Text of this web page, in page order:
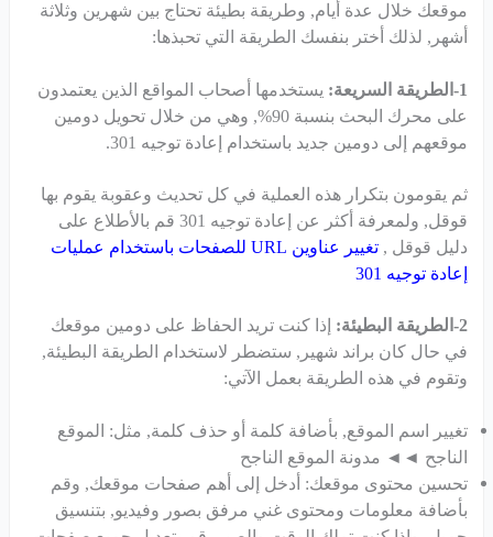
موقعك خلال عدة أيام, وطريقة بطيئة تحتاج بين شهرين وثلاثة
أشهر, لذلك أختر بنفسك الطريقة التي تحبذها:
1-الطريقة السريعة:
يستخدمها أصحاب المواقع الذين يعتمدون
على محرك البحث بنسبة 90%, وهي من خلال تحويل دومين
موقعهم إلى دومين جديد باستخدام إعادة توجيه 301.
ثم يقومون بتكرار هذه العملية في كل تحديث وعقوبة يقوم بها
قوقل, ولمعرفة أكثر عن إعادة توجيه 301 قم بالأطلاع على
دليل قوقل ,
تغيير عناوين URL للصفحات باستخدام عمليات
إعادة توجيه 301
2-الطريقة البطيئة:
إذا كنت تريد الحفاظ على دومين موقعك
في حال كان براند شهير, ستضطر لاستخدام الطريقة البطيئة,
وتقوم في هذه الطريقة بعمل الآتي:
تغيير اسم الموقع, بأضافة كلمة أو حذف كلمة, مثل: الموقع
الناجح ◄◄ مدونة الموقع الناجح
تحسين محتوى موقعك: أدخل إلى أهم صفحات موقعك, وقم
بأضافة معلومات ومحتوى غني مرفق بصور وفيديو, بتنسيق